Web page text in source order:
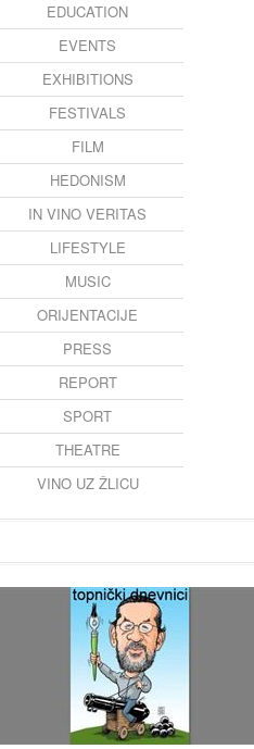
EDUCATION
EVENTS
EXHIBITIONS
FESTIVALS
FILM
HEDONISM
IN VINO VERITAS
LIFESTYLE
MUSIC
ORIJENTACIJE
PRESS
REPORT
SPORT
THEATRE
VINO UZ ŽLICU